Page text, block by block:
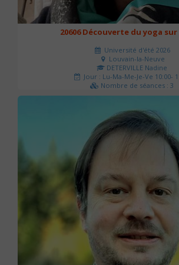
20606 Découverte du yoga
Université d'été 2026
Louvain-la-Neuve
DETERVILLE Nadine
Jour : Lu-Ma-Me-Je-Ve 10:00-
Nombre de séances : 3
30 €